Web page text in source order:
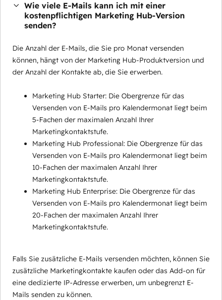
Wie viele E-Mails kann ich mit einer
kostenpflichtigen Marketing Hub-Version
senden?
Die Anzahl der E-Mails, die Sie pro Monat versenden
können, hängt von der Marketing Hub-Produktversion und
der Anzahl der Kontakte ab, die Sie erwerben.
Marketing Hub Starter: Die Obergrenze für das
Versenden von E-Mails pro Kalendermonat liegt beim
5-Fachen der maximalen Anzahl Ihrer
Marketingkontaktstufe.
Marketing Hub Professional: Die Obergrenze für das
Versenden von E-Mails pro Kalendermonat liegt beim
10-Fachen der maximalen Anzahl Ihrer
Marketingkontaktstufe.
Marketing Hub Enterprise: Die Obergrenze für das
Versenden von E-Mails pro Kalendermonat liegt beim
20-Fachen der maximalen Anzahl Ihrer
Marketingkontaktstufe.
Falls Sie zusätzliche E-Mails versenden möchten, können Sie
zusätzliche Marketingkontakte kaufen oder das Add-on für
eine dedizierte IP-Adresse erwerben, um unbegrenzt E-
Mails senden zu können.